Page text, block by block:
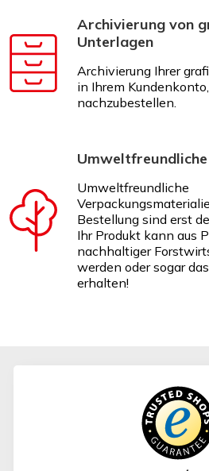
Archivierung von
Unterlagen
Archivierung Ihrer
in Ihrem
nachzubestellen.
Umweltfreundliche
Bestellung sind erst
Ihr Produkt kann aus
nachhaltiger
werden oder sogar
erhalten!